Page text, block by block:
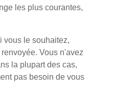
les plus courantes,
vous le souhaitez,
Vous n'avez
la plupart des cas,
pas besoin de vous